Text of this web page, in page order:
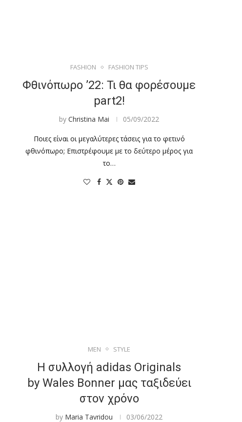
FASHION FASHION TIPS
Φθινόπωρο ’22: Τι θα φορέσουμε
part2!
byChristina Mai 05/09/2022
Ποιες είναι οι μεγαλύτερες τάσεις για το φετινό
φθινόπωρο; Επιστρέφουμε με το δεύτερο μέρος για
το…
MEN STYLE
Η συλλογή adidas Originals
by Wales Bonner μας ταξιδεύει
στον χρόνο
by Maria Tavridou 03/06/2022